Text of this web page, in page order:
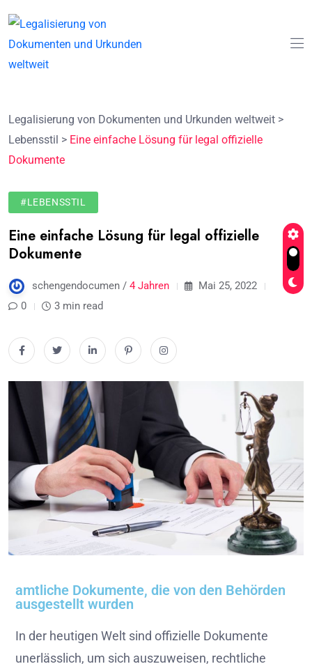
Legalisierung von Dokumenten und Urkunden weltweit >
Lebensstil > Eine einfache Lösung für legal offizielle
Dokumente
#LEBENSSTIL
Eine einfache Lösung für legal offizielle
Dokumente
schengendocumen / 4 Jahren
Mai 25, 2022
0
3 min read
amtliche Dokumente, die von den Behörden
ausgestellt wurden
In der heutigen Welt sind offizielle Dokumente
unerlässlich, um sich auszuweisen, rechtliche